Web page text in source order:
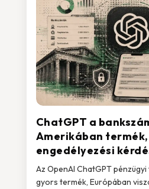
ChatGPT a
Amerikában
engedélyezési
Az OpenAI ChatGPT
gyors termék, Európában